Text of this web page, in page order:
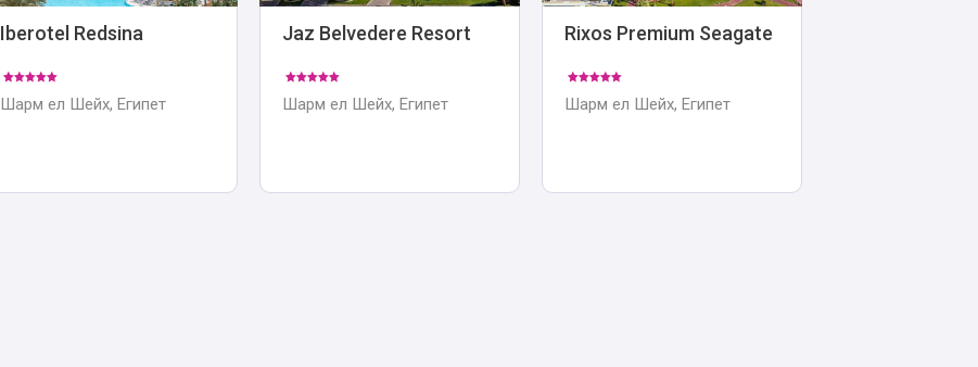
Iberotel Redsina
Шарм ел Шейх, Египет
Jaz Belvedere Resort
Шарм ел Шейх, Египет
Rixos Premium Seagate
Шарм ел Шейх, Египет